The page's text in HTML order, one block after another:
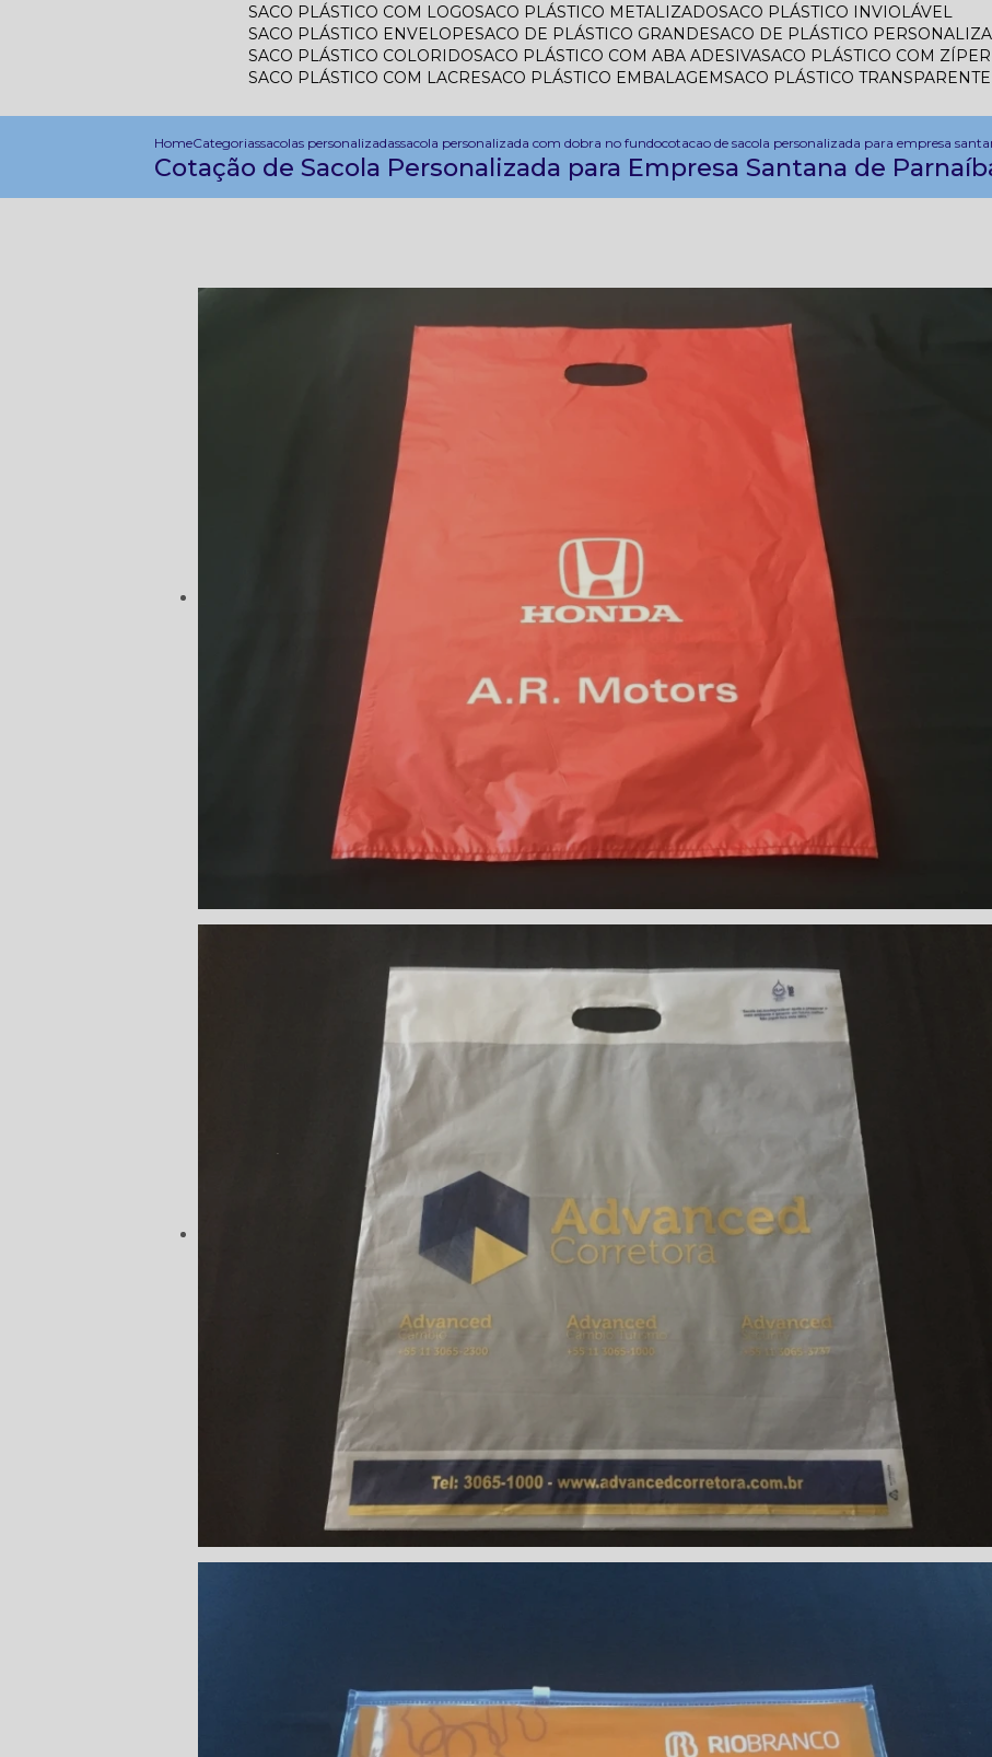
SACO PLÁSTICO COM LOGO SACO PLÁSTICO METALIZADO SACO PLÁSTICO INVIOLÁVEL
SACO PLÁSTICO ENVELOPE SACO DE PLÁSTICO GRANDE SACO DE PLÁSTICO
SACO PLÁSTICO COLORIDO SACO PLÁSTICO COM ABA ADESIVA SACO PLÁSTICO COM
SACO PLÁSTICO COM LACRE SACO PLÁSTICO EMBALAGEM SACO PLÁSTICO TRANSPARENTE
HomeCategoriassacolas personalizadassacola personalizada com dobra no fundocotacao de sacola personalizada para empresa
Cotação de Sacola Personalizada para Empresa Santana de